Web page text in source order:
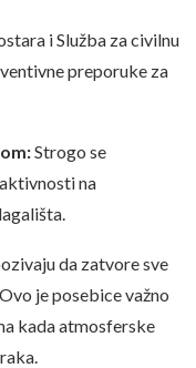
i Služba za civilnu
preporuke za
Strogo se
na
da zatvore sve
je posebice važno
kada atmosferske